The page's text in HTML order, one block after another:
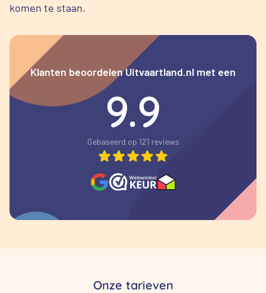
komen te staan.
Klanten beoordelen Uitvaartland.nl met een
9.9
Gebaseerd op 121 reviews
Onze tarieven